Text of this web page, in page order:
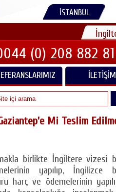
İSTANBUL
(0) 208 882
İLETIŞIM
Mi Teslim
birlikte İngiltere vizesi
yapılıp, İngilizce
harç ve ödemelerinin